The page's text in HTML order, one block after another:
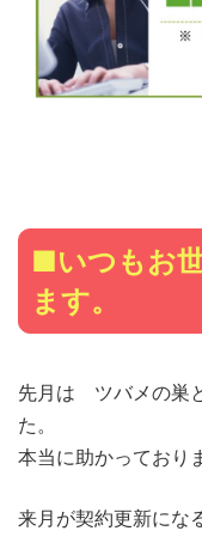
■いつもお
ます。
先月は ツバメの巣
た。
本当に助かっており
来月が契約更新にな